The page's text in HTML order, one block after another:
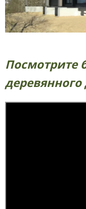
Посмотрите